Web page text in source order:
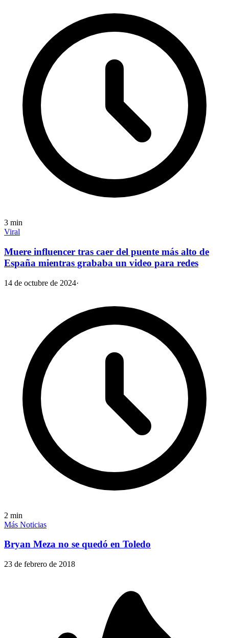
3 min
Viral
Muere influencer tras caer del puente más alto de
España mientras grababa un video para redes
14 de octubre de 2024·
2 min
Más Noticias
Bryan Meza no se quedó en Toledo
23 de febrero de 2018